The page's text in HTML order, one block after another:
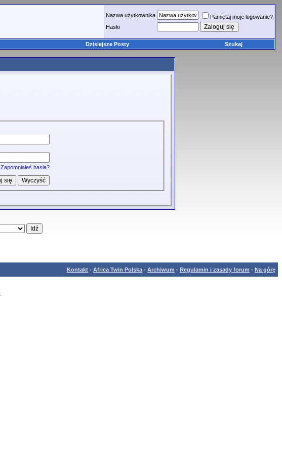
Nazwa użytkownika
Pamiętaj moje logowanie?
Hasło
Dzisiejsze Posty Szukaj
Zapomniałeś hasła?
Kontakt - Africa Twin Polska - Archiwum - Regulamin i zasady forum - Na górę